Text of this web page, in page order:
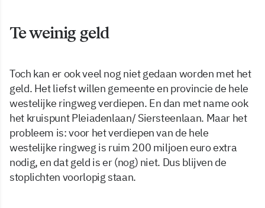
Te weinig geld
Toch kan er ook veel nog niet gedaan worden met het
geld. Het liefst willen gemeente en provincie de hele
westelijke ringweg verdiepen. En dan met name ook
het kruispunt Pleiadenlaan/ Siersteenlaan. Maar het
probleem is: voor het verdiepen van de hele
westelijke ringweg is ruim 200 miljoen euro extra
nodig, en dat geld is er (nog) niet. Dus blijven de
stoplichten voorlopig staan.